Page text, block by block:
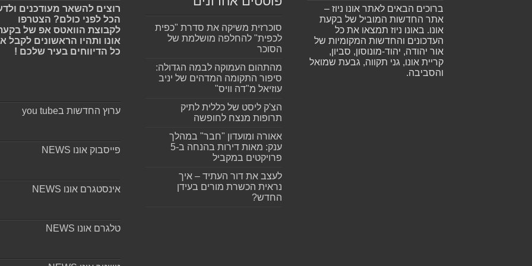
ברוכים הבאים לאתר אונו ניוז –
אתר החדשות המוביל של בקעת
אונו. באונו ניוז תמצאו את כל
העדכונים והחדשות המקומיות של
אור יהודה, יהוד-מונוסון, סביון,
קריית אונו, גני תקווה, גבעת שמואל
והסביבה.
סוכרזית משיקה את סדרת "כפית
לכפית" להחלפה מושלמת של
הסוכר
מהתהום העמוקה לבמה הגדולה:
סיפור התקומה המדהים של יניב
עוזיאל מ"דה וויס"
הצ'ק ליסט של כללית לתיק
תרופות מנצח לחופשה
אאורה ומועדון "חבר" במהלך
ענק: מאות דירות בהנחה ב-5
פרויקטים במקביל
לעצב את דור העתיד – איך
נראית הכשרת מורים בעידן
החדש?
רוצים להשאר מעודכנים
הכל לפני כולם? הצטרפו
לקבוצת הוואטס אפ של
אונו ותהיו הראשונים לקבל
כל הדיווחים בעיר שלכם !
ערוץ החדשות בyou tube
פייסבוק אונו NEWS
אינסטגרם אונו NEWS
טלגרם אונו NEWS